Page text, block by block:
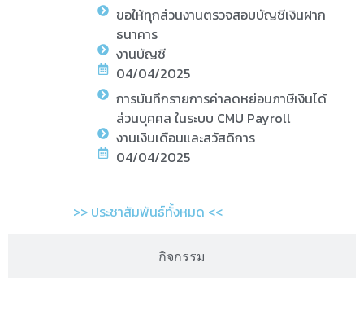
กิจกรรม
ขอให้ทุกส่วนงานตรวจสอบบัญชีเงินฝาก
ธนาคาร
งานบัญชี
04/04/2025
การบันทึกรายการค่าลดหย่อนภาษีเงินได้
ส่วนบุคคล ในระบบ CMU Payroll
งานเงินเดือนและสวัสดิการ
04/04/2025
>> ประชาสัมพันธ์ทั้งหมด <<